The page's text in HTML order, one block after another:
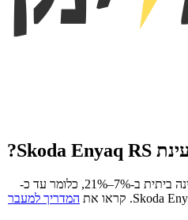
Skoda Enyaq RS
?
כלומר עד כ-
Skoda. קראו את המדריך למעבר